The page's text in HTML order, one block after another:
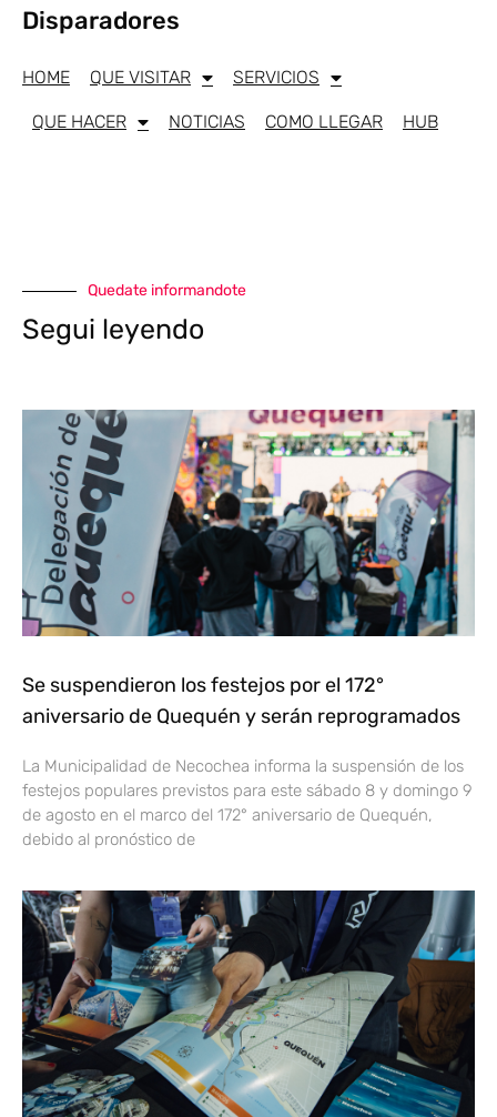
Disparadores
HOME QUE VISITAR SERVICIOS
QUE HACER NOTICIAS COMO LLEGAR HUB
Quedate informandote
Segui leyendo
Se suspendieron los festejos por el 172°
aniversario de Quequén y serán reprogramados
La Municipalidad de Necochea informa la suspensión de los
festejos populares previstos para este sábado 8 y domingo 9
de agosto en el marco del 172° aniversario de Quequén,
debido al pronóstico de